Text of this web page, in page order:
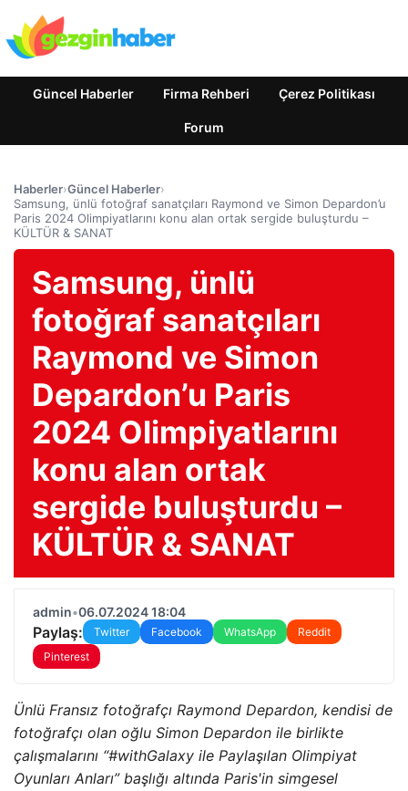
Güncel Haberler Firma Rehberi Çerez Politikası
Forum
Haberler›Güncel Haberler›
Samsung, ünlü fotoğraf sanatçıları Raymond ve Simon Depardon’u
Paris 2024 Olimpiyatlarını konu alan ortak sergide buluşturdu –
KÜLTÜR & SANAT
Samsung, ünlü
fotoğraf sanatçıları
Raymond ve Simon
Depardon’u Paris
2024 Olimpiyatlarını
konu alan ortak
sergide buluşturdu –
KÜLTÜR & SANAT
admin•06.07.2024 18:04
Paylaş: Twitter Facebook WhatsApp
Reddit
Pinterest
Ünlü Fransız fotoğrafçı Raymond Depardon, kendisi de
fotoğrafçı olan oğlu Simon Depardon ile birlikte
çalışmalarını “#withGalaxy ile Paylaşılan Olimpiyat
Oyunları Anları” başlığı altında Paris'in simgesel